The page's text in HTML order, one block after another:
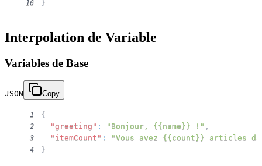
16 }
Interpolation de Variable
Variables de Base
JSON Copy
1 {
2 "greeting" : "Bonjour, {{name}} !" ,
3 "itemCount" : "Vous avez {{count}} articles
4 }